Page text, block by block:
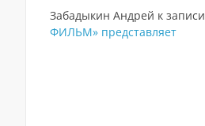
Забадыкин Андрей к записи
ФИЛЬМ» представляет